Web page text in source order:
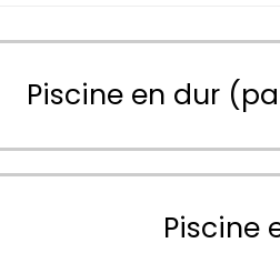
Piscine en dur
Piscine